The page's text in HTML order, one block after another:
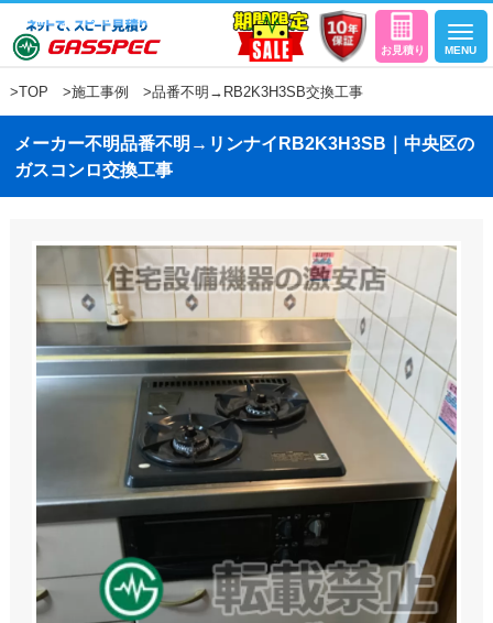
>TOP >施工事例 >品番不明→RB2K3H3SB交換工事
メーカー不明品番不明→リンナイRB2K3H3SB｜中央区の
ガスコンロ交換工事